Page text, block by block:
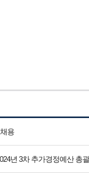
용
년 3차 추가경정예산 총